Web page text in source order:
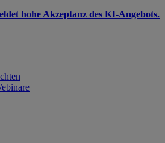
hohe Akzeptanz des KI-Angebots.